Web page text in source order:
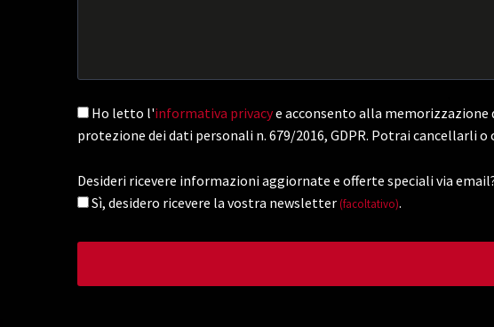
Ho letto l'informativa privacye acconsento alla
protezione dei dati personali n. 679/2016, GDPR. Potrai cancellarli
Desideri ricevere informazioni aggiornate e offerte speciali via
Sì, desidero ricevere la vostra newsletter (facoltativo).